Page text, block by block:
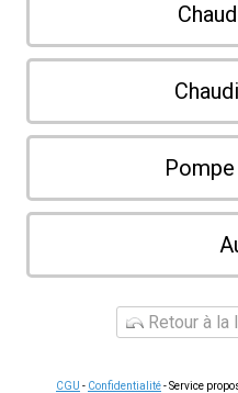
Retour à
CGU - Confidentialité- Service